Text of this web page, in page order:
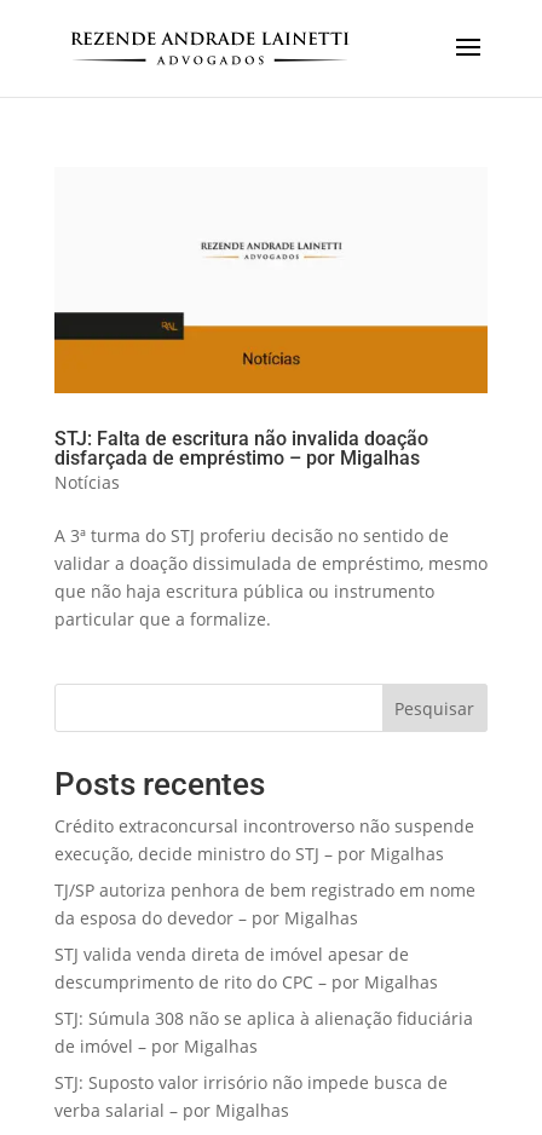
STJ: Falta de escritura não invalida doação
disfarçada de empréstimo – por Migalhas
Notícias
A 3ª turma do STJ proferiu decisão no sentido de
validar a doação dissimulada de empréstimo, mesmo
que não haja escritura pública ou instrumento
particular que a formalize.
Pesquisar
Posts recentes
Crédito extraconcursal incontroverso não suspende
execução, decide ministro do STJ – por Migalhas
TJ/SP autoriza penhora de bem registrado em nome
da esposa do devedor – por Migalhas
STJ valida venda direta de imóvel apesar de
descumprimento de rito do CPC – por Migalhas
STJ: Súmula 308 não se aplica à alienação fiduciária
de imóvel – por Migalhas
STJ: Suposto valor irrisório não impede busca de
verba salarial – por Migalhas